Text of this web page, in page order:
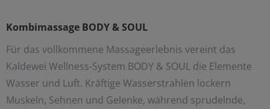
Kombimassage BODY & SOUL
Für das vollkommene Massageerlebnis vereint das
Kaldewei Wellness-System BODY & SOUL die Elemente
Wasser und Luft. Kräftige Wasserstrahlen lockern
Muskeln, Sehnen und Gelenke, während sprudelnde,